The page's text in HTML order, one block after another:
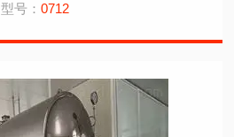
型号：0712